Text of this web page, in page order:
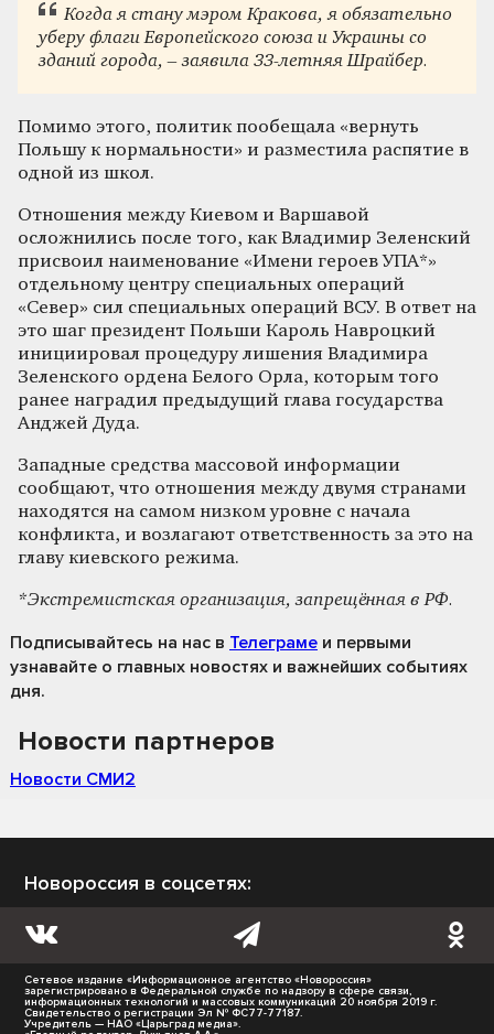
Когда я стану мэром Кракова, я обязательно
уберу флаги Европейского союза и Украины со
зданий города, – заявила 33-летняя Шрайбер.
Помимо этого, политик пообещала «вернуть
Польшу к нормальности» и разместила распятие в
одной из школ.
Отношения между Киевом и Варшавой
осложнились после того, как Владимир Зеленский
присвоил наименование «Имени героев УПА*»
отдельному центру специальных операций
«Север» сил специальных операций ВСУ. В ответ на
это шаг президент Польши Кароль Навроцкий
инициировал процедуру лишения Владимира
Зеленского ордена Белого Орла, которым того
ранее наградил предыдущий глава государства
Анджей Дуда.
Западные средства массовой информации
сообщают, что отношения между двумя странами
находятся на самом низком уровне с начала
конфликта, и возлагают ответственность за это на
главу киевского режима.
*Экстремистская организация, запрещённая в РФ.
Подписывайтесь на нас в Телеграме и первыми
узнавайте о главных новостях и важнейших событиях
дня.
Новости партнеров
Новости СМИ2
Новороссия в соцсетях:
Сетевое издание «Информационное агентство «Новороссия»
зарегистрировано в Федеральной службе по надзору в сфере связи,
информационных технологий и массовых коммуникаций 20 ноября 2019 г.
Свидетельство о регистрации Эл № ФС77-77187.
Учредитель — НАО «Царьград медиа».